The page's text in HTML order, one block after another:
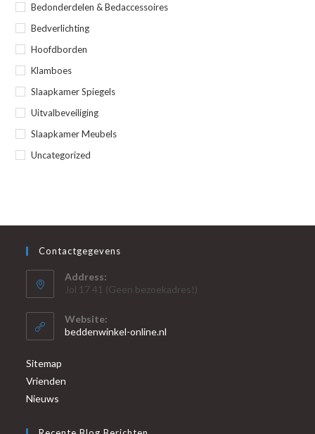
Bedonderdelen & Bedaccessoires
Bedverlichting
Hoofdborden
Klamboes
Slaapkamer Spiegels
Uitvalbeveiliging
Slaapkamer Meubels
Uncategorized
Contactgegevens
Address:
Jol 17 41 (Geen bezoekadres!)
Website:
beddenwinkel-online.nl
Sitemap
Vrienden
Nieuws